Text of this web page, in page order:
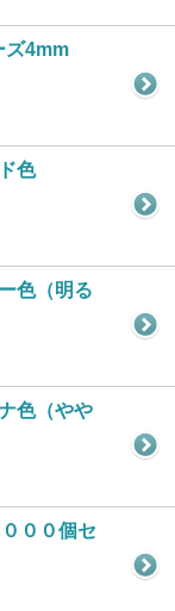
ズ4mm
色
色（明る
色（やや
００個セ